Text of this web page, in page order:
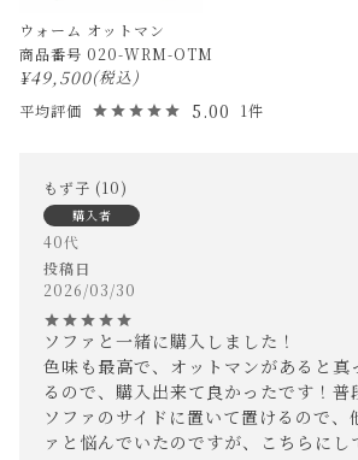
ウォーム オットマン
商品番号 020-WRM-OTM
¥49,500 税込
5.00
1
もず子 10
購入者
40代
投稿日
2026/03/30
ソファと一緒に購入しました！
色味も最高で、オットマンがあると真
るので、購入出来て良かったです！普
ソファのサイドに置いて置けるので、
ァと悩んでいたのですが、こちらにし